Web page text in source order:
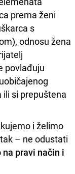
prema ženi
s
odnosu žena
povlađuju
si prepuštena
i želimo
– ne odustati
na pravi način i